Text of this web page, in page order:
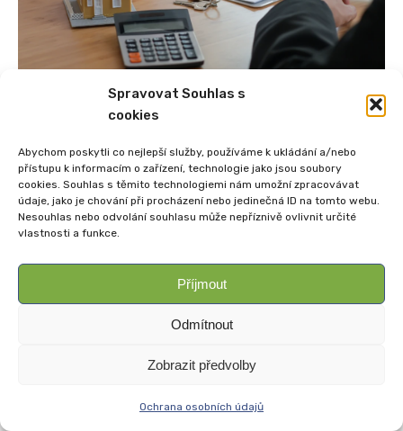
Spravovat Souhlas s
cookies
Abychom poskytli co nejlepší služby, používáme k ukládání a/nebo
přístupu k informacím o zařízení, technologie jako jsou soubory
cookies. Souhlas s těmito technologiemi nám umožní zpracovávat
údaje, jako je chování při procházení nebo jedinečná ID na tomto webu.
Nesouhlas nebo odvolání souhlasu může nepříznivě ovlivnit určité
vlastnosti a funkce.
Příjmout
Odmítnout
Zobrazit předvolby
Ochrana osobních údajů
Copyright © Weiron Dynamics, s.r.o. | Tvorba webových stránek
SEO